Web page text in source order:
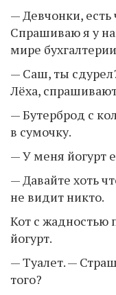
— Девчонки,
Спрашиваю я у
мире
— Саш, ты
Лёха,
— Бутерброд с
в сумочку.
— У меня йогурт
— Давайте хоть
не видит никто.
Кот с жадностью
йогурт.
— Туалет. —
того?